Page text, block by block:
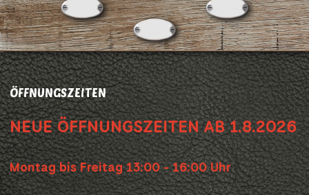
ÖFFNUNGSZEITEN
NEUE ÖFFNUNGSZEITEN AB 1.8.2026
Montag bis Freitag 13:00 - 16:00 Uhr